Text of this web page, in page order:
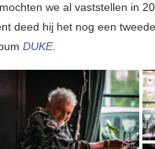
we al vaststellen in
deed hij het nog een
DUKE.